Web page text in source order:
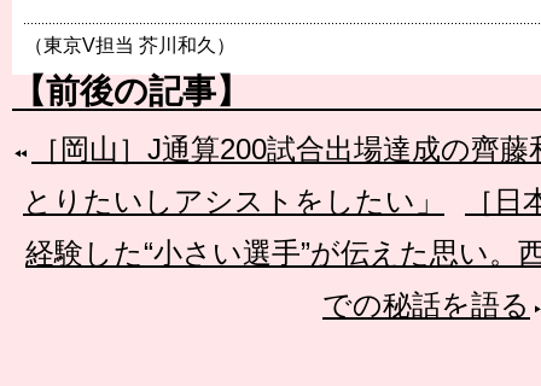
（東京V担当 芥川和久）
【前後の記事】
［岡山］J通算200試合出場達成の齊
とりたいしアシストをしたい」
［
経験した“小さい選手”が伝えた思い。
での秘話を語る